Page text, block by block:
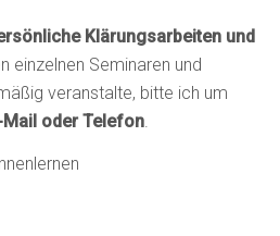
Klärungsarbeiten und
einzelnen Seminaren und
veranstalte, bitte ich um
oder Telefon.